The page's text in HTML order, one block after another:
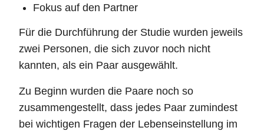
Fokus auf den Partner
Für die Durchführung der Studie wurden jeweils
zwei Personen, die sich zuvor noch nicht
kannten, als ein Paar ausgewählt.
Zu Beginn wurden die Paare noch so
zusammengestellt, dass jedes Paar zumindest
bei wichtigen Fragen der Lebenseinstellung im